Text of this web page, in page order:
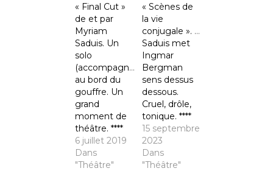
« Final Cut »
de et par
Myriam
Saduis. Un
solo
(accompagné)
au bord du
gouffre. Un
grand
moment de
théâtre. ****
6 juillet 2019
Dans
"Théâtre"
« Scènes de
la vie
conjugale ». Myriam
Saduis met
Ingmar
Bergman
sens dessus
dessous.
Cruel, drôle,
tonique. ****
15 septembre
2023
Dans
"Théâtre"